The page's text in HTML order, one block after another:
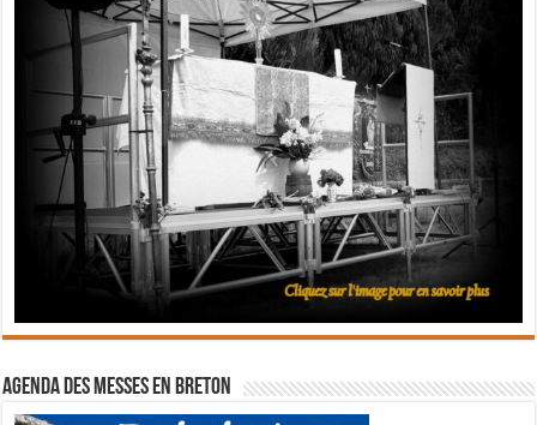
Agenda des messes en breton